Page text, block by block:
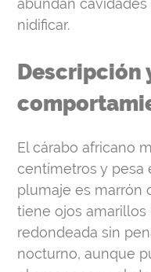
nidificar.
centímetros y pesa
plumaje es marrón
tiene ojos
redondeada sin
nocturno, aunque
el amanecer y el